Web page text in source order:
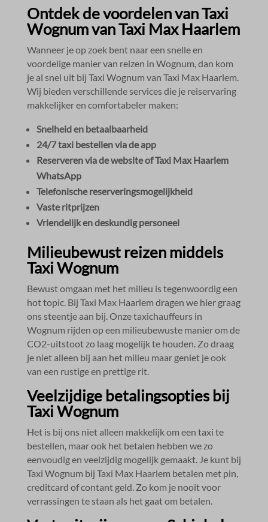
Ontdek de voordelen van Taxi
Wognum van Taxi Max Haarlem
Wanneer je op zoek bent naar een snelle en
voordelige manier van reizen in Wognum, dan kom
je al snel uit bij Taxi Wognum van Taxi Max Haarlem.​
Wij bieden verschillende services die je reiservaring
makkelijker en comfortabeler maken:
Snelheid en betaalbaarheid
24/7 taxi bestellen via de app
Reserveren via de website of Taxi Max Haarlem
WhatsApp
Telefonische reserveringsmogelijkheid
Vaste ritprijzen
Vriendelijk en deskundig personeel
Milieubewust reizen middels
Taxi Wognum
Bewust omgaan met het milieu is tegenwoordig een
hot topic.​ Bij Taxi Max Haarlem dragen we hier graag
ons steentje aan bij.​ Onze taxichauffeurs in
Wognum rijden op een milieubewuste manier om de
CO2-uitstoot zo laag mogelijk te houden.​ Zo draag
je niet alleen bij aan het milieu maar geniet je ook
van een rustige en prettige rit.​
Veelzijdige betalingsopties bij
Taxi Wognum
Het is bij ons niet alleen makkelijk om een taxi te
bestellen, maar ook het betalen hebben we zo
eenvoudig en veelzijdig mogelijk gemaakt.​ Je kunt bij
Taxi Wognum bij Taxi Max Haarlem betalen met pin,
creditcard of contant geld.​ Zo kom je nooit voor
verrassingen te staan als het gaat om betalen.​